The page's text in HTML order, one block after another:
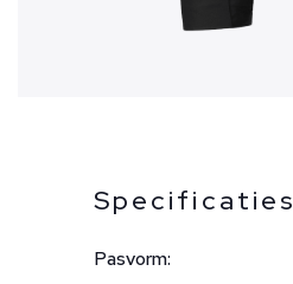
Specificaties
Pasvorm: